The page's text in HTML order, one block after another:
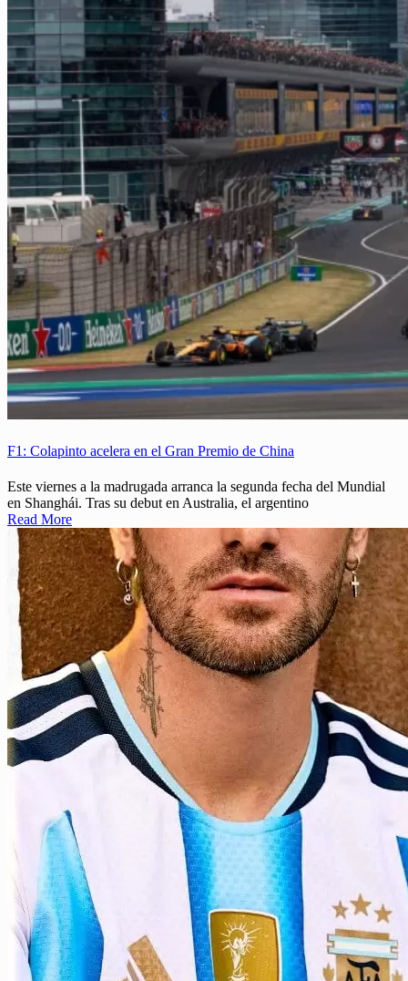
F1: Colapinto acelera en el Gran Premio de China
Este viernes a la madrugada arranca la segunda fecha del Mundial
en Shanghái. Tras su debut en Australia, el argentino
Read More